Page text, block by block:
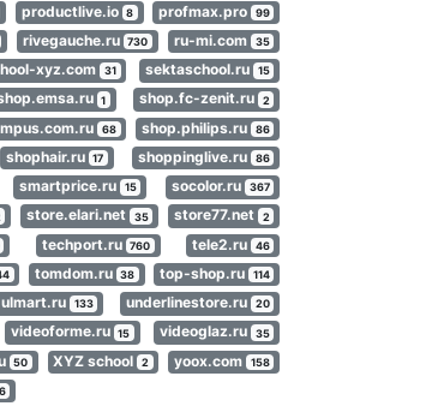
productlive.io 8 profmax.pro 99
rivegauche.ru 730 ru-mi.com 35
xyz.com 31 sektaschool.ru 15
1 shop.fc-zenit.ru 2
68 shop.philips.ru 86
shophair.ru 17 shoppinglive.ru 86
smartprice.ru 15 socolor.ru 367
store.elari.net 35 store77.net 2
techport.ru 760 tele2.ru 46
tomdom.ru 38 top-shop.ru 114
ulmart.ru 133 underlinestore.ru 20
videoforme.ru 15 videoglaz.ru 35
50 XYZ school 2 yoox.com 158